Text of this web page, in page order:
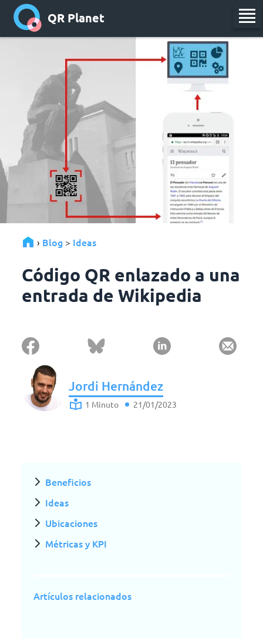
QR Planet
› Blog > Ideas
Código QR enlazado a una
entrada de Wikipedia
Jordi Hernández
1 Minuto 21/01/2023
Beneficios
Ideas
Ubicaciones
Métricas y KPI
Artículos relacionados